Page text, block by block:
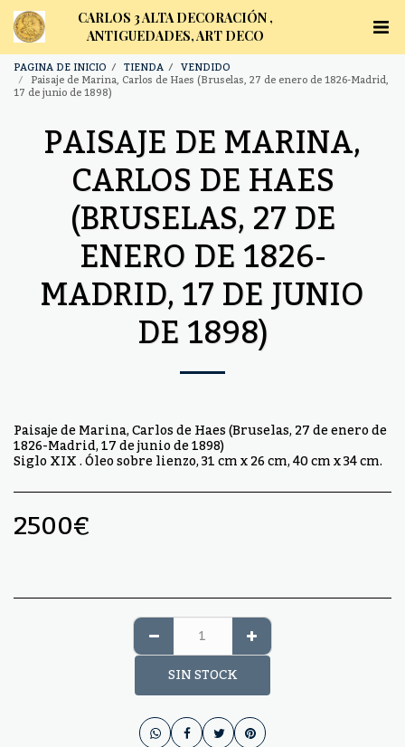
CARLOS 3 ALTA DECORACIÓN ,
ANTIGUEDADES, ART DECO
PAGINA DE INICIO TIENDA VENDIDO
Paisaje de Marina, Carlos de Haes (Bruselas, 27 de enero de 1826-Madrid,
17 de junio de 1898)
PAISAJE DE MARINA,
CARLOS DE HAES
(BRUSELAS, 27 DE
ENERO DE 1826-
MADRID, 17 DE JUNIO
DE 1898)
Paisaje de Marina, Carlos de Haes (Bruselas, 27 de enero de
1826-Madrid, 17 de junio de 1898)
Siglo XIX . Óleo sobre lienzo, 31 cm x 26 cm, 40 cm x 34 cm.
2500€
SIN STOCK